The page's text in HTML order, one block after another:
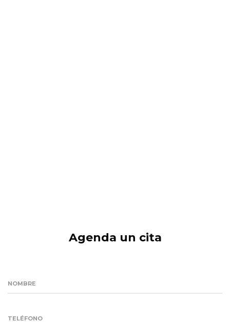
Agenda un cita
NOMBRE
TELÉFONO